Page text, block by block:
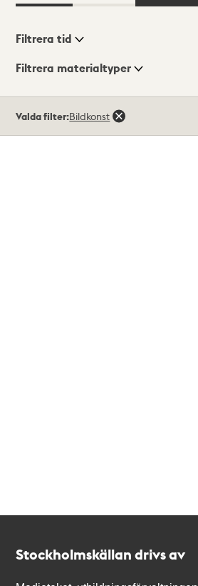
Visningsläge
Filtrera tid
Filtrera materialtyper
träffar
Valda filter:Bildkonst
Stockholmskällan drivs av